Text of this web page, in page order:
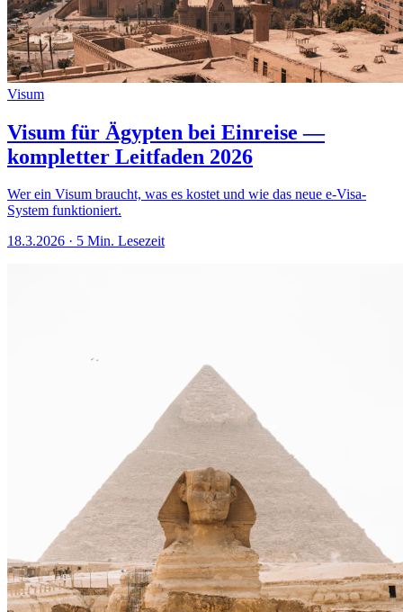
Visum
Visum für Ägypten bei Einreise —
kompletter Leitfaden 2026
Wer ein Visum braucht, was es kostet und wie das neue e-Visa-
System funktioniert.
18.3.2026 · 5 Min. Lesezeit